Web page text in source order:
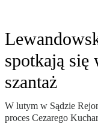
spotkają się
szantaż
W lutym w Sądzie
proces Cezarego